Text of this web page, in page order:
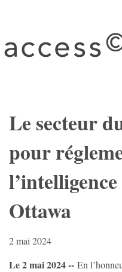
Le secteur
pour
Ottawa
2 mai 2024
Le 2 mai 2024 -- En